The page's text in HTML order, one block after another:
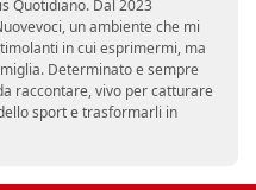
Quotidiano. Dal 2023
un ambiente che mi
in cui esprimermi, ma
Determinato e sempre
raccontare, vivo per catturare
sport e trasformarli in